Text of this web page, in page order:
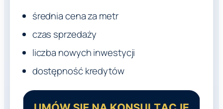
średnia cena za metr
czas sprzedaży
liczba nowych inwestycji
dostępność kredytów